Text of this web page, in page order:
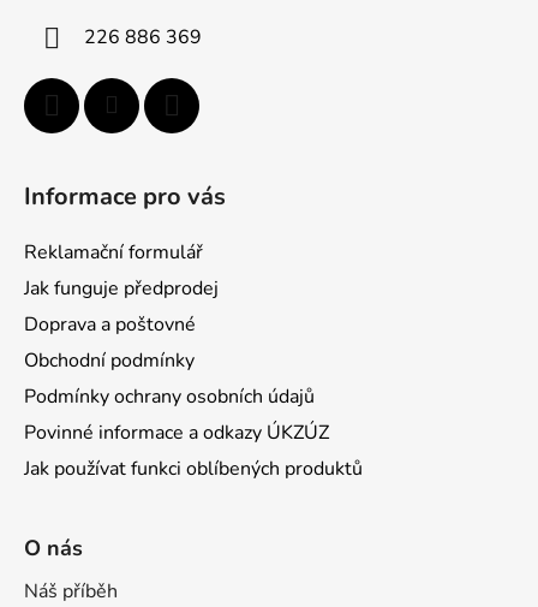
226 886 369
Informace pro vás
Reklamační formulář
Jak funguje předprodej
Doprava a poštovné
Obchodní podmínky
Podmínky ochrany osobních údajů
Povinné informace a odkazy ÚKZÚZ
Jak používat funkci oblíbených produktů
O nás
Náš příběh